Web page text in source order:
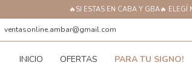
🔥SI ESTAS EN CABA Y GBA🔥
ventasonline.ambar@gmail.com
INICIO OFERTAS PARA TU SIGNO!